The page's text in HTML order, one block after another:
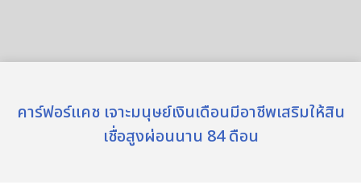
คาร์ฟอร์แคช เจาะมนุษย์เงินเดือนมีอาชีพเสริมให้สิน
เชื่อสูงผ่อนนาน 84 ดือน